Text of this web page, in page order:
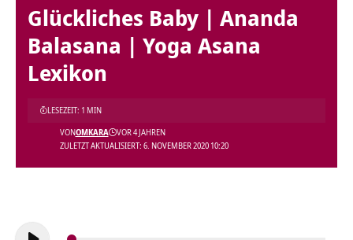
Glückliches Baby | Ananda
Balasana | Yoga Asana
Lexikon
ZULETZT AKTUALISIERT: 6. NOVEMBER 2020 10:20
VONOMKARA VOR 4 JAHREN
LESEZEIT: 1 MIN
Audio-